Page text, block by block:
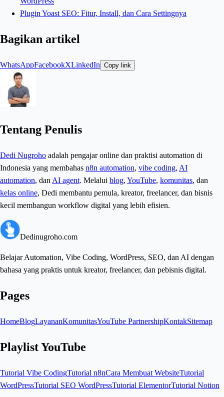
Plugin Yoast SEO: Fitur, Install, dan Cara Settingnya
Bagikan artikel
WhatsAppFacebookXLinkedIn Copy link
Tentang Penulis
Dedi Nugroho adalah pengajar online dan praktisi automation di
Indonesia yang membahas n8n automation, vibe coding, AI
automation, dan AI agent. Melalui blog, YouTube, komunitas, dan
kelas online, Dedi membantu pemula, kreator, freelancer, dan bisnis
kecil membangun workflow digital yang lebih efisien.
Dedinugroho.com
Belajar Automation, Vibe Coding, WordPress, SEO, dan AI dengan
bahasa yang praktis untuk kreator, freelancer, dan pebisnis digital.
Pages
HomeBlogLayananKomunitasYouTube PartnershipKontakSitemap
Playlist YouTube
Tutorial Vibe CodingTutorial n8nCara Membuat WebsiteTutorial
WordPressTutorial SEO WordPressTutorial ElementorTutorial Notion